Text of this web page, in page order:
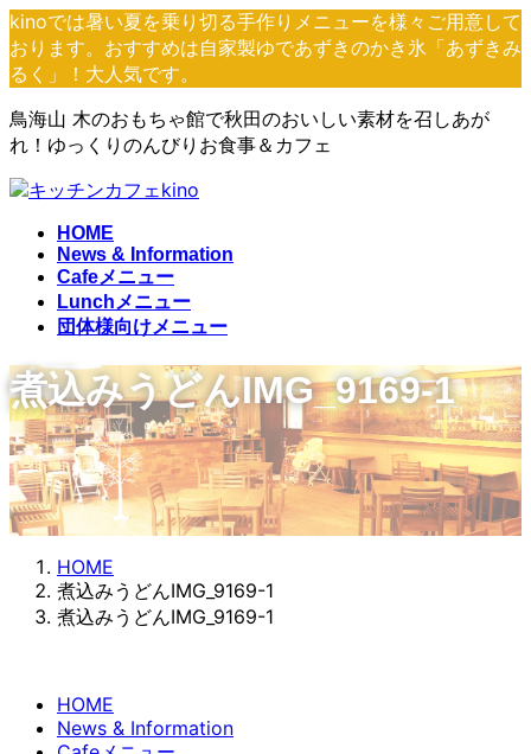
コ
ン
テ
ツ
へ
ス
キ
ナ
ビ
ゲ
シ
ョ
ン
に
kinoでは暑い夏を乗り切る手作りメニューを様々ご用意して
おります。おすすめは自家製ゆであずきのかき氷「あずきみ
るく」！大人気です。
鳥海山 木のおもちゃ館で秋田のおいしい素材を召しあが
れ！ゆっくりのんびりお食事＆カフェ
HOME
News & Information
Cafeメニュー
Lunchメニュー
団体様向けメニュー
煮込みうどんIMG_9169-1
HOME
煮込みうどんIMG_9169-1
煮込みうどんIMG_9169-1
HOME
News & Information